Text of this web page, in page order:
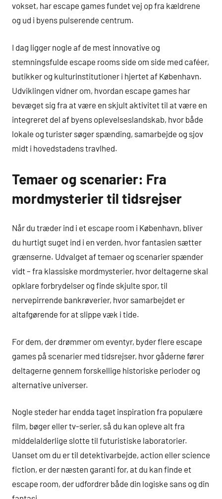
vokset, har escape games fundet vej op fra kældrene
og ud i byens pulserende centrum.
I dag ligger nogle af de mest innovative og
stemningsfulde escape rooms side om side med caféer,
butikker og kulturinstitutioner i hjertet af København.
Udviklingen vidner om, hvordan escape games har
bevæget sig fra at være en skjult aktivitet til at være en
integreret del af byens oplevelseslandskab, hvor både
lokale og turister søger spænding, samarbejde og sjov
midt i hovedstadens travlhed.
Temaer og scenarier: Fra
mordmysterier til tidsrejser
Når du træder ind i et escape room i København, bliver
du hurtigt suget ind i en verden, hvor fantasien sætter
grænserne. Udvalget af temaer og scenarier spænder
vidt – fra klassiske mordmysterier, hvor deltagerne skal
opklare forbrydelser og finde skjulte spor, til
nervepirrende bankrøverier, hvor samarbejdet er
altafgørende for at slippe væk i tide.
For dem, der drømmer om eventyr, byder flere escape
games på scenarier med tidsrejser, hvor gåderne fører
deltagerne gennem forskellige historiske perioder og
alternative universer.
Nogle steder har endda taget inspiration fra populære
film, bøger eller tv-serier, så du kan opleve alt fra
middelalderlige slotte til futuristiske laboratorier.
Uanset om du er til detektivarbejde, action eller science
fiction, er der næsten garanti for, at du kan finde et
escape room, der udfordrer både din logiske sans og din